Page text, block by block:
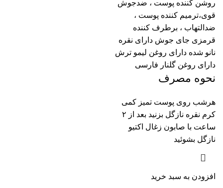
روشن کننده پوست ، ضدجوش
قوی،ترمیم کننده پوست ،
ضدالتهاب ، برطرف کننده
قرمزی جای جوش دارای نقره
نانو شده دارای روغن لیمو ترش
دارای روغن گلنار فارسی
نحوه مصرف
هرشب روی پوست تمیز کمی
کرم نقره نازگل بزنید بعد از ۲
ساعت با صابون زغال اکتیو
نازگل بشوئید
افزودن به سبد خرید